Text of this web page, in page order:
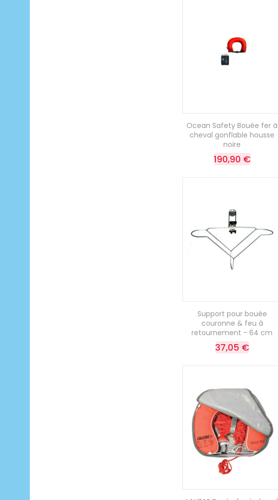
Ocean Safety Bouée fer à
cheval gonflable housse
noire
190,90 €
Support pour bouée
couronne & feu à
retournement - 64 cm
37,05 €